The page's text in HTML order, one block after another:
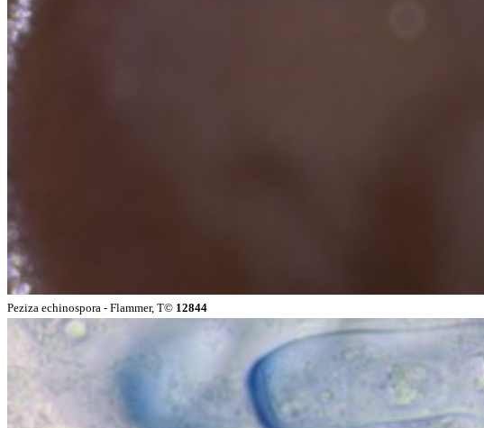
Peziza echinospora - Flammer, T© 12844